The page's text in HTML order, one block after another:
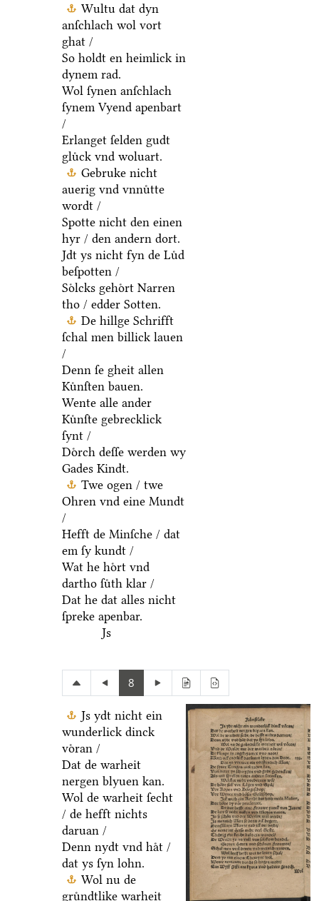
Wultu dat dyn
anſchlach wol vort
ghat /
So holdt en heimlick in
dynem rad.
Wol ſynen anſchlach
ſynem Vyend apenbart
/
Erlanget ſelden gudt
gluͤck vnd woluart.
Gebruke nicht
auerig vnd vnnuͤtte
wordt /
Spotte nicht den einen
hyr / den andern dort.
Jdt ys nicht fyn de Luͤd
beſpotten /
Soͤlcks gehoͤrt Narren
tho / edder Sotten.
De hillge Schrifft
ſchal men billick lauen
/
Denn ſe gheit allen
Kuͤnſten bauen.
Wente alle ander
Kuͤnſte gebrecklick
ſynt /
Doͤrch deſſe werden wy
Gades Kindt.
Twe ogen / twe
Ohren vnd eine Mundt
/
Hefft de Minſche / dat
em ſy kundt /
Wat he hoͤrt vnd
dartho ſuͤth klar /
Dat he dat alles nicht
ſpreke apenbar.
Js
8
Js ydt nicht ein
wunderlick dinck
voͤran /
Dat de warheit
nergen blyuen kan.
Wol de warheit ſecht
/ de hefft nichts
daruan /
Denn nydt vnd haͤt /
dat ys ſyn lohn.
Wol nu de
gruͤndtlike warheit